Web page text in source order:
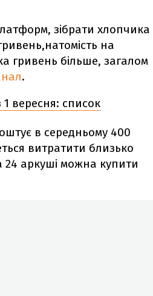
зібрати хлопчика
на
гривень більше, загалом
.
вересня: список
в середньому 400
витратити близько
24 аркуші можна купити